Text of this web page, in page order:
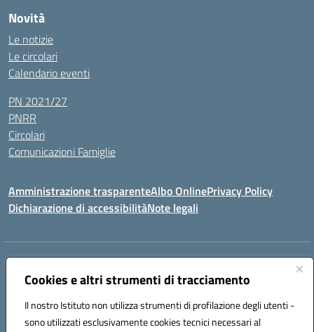
Cookies e altri strumenti di tracciamento
Il nostro Istituto non utilizza strumenti di profilazione degli utenti -
sono utilizzati esclusivamente cookies tecnici necessari al
Novità
Le notizie
Le circolari
Calendario eventi
PN 2021/27
PNRR
Circolari
Comunicazioni Famiglie
Amministrazione trasparenteAlbo OnlinePrivacy Policy
Dichiarazione di accessibilitàNote legali
Indirizzo:
Centralino:(+39) 0737787634 Email:mcic80700n@istruzione.it
Codice fiscale: 92010940432